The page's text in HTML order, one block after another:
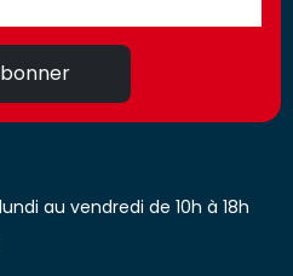
au vendredi de 10h à 18h